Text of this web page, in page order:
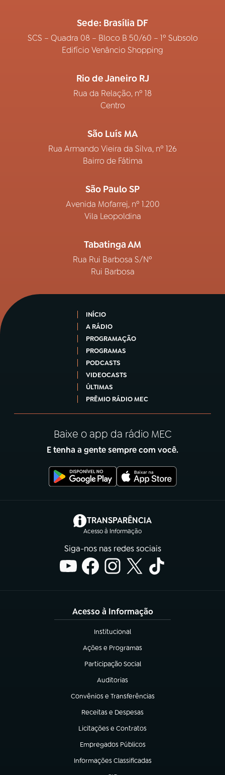
Sede: Brasília DF
SCS – Quadra 08 – Bloco B 50/60 – 1º Subsolo
Edifício Venâncio Shopping
Rio de Janeiro RJ
Rua da Relação, nº 18
Centro
São Luís MA
Rua Armando Vieira da Silva, nº 126
Bairro de Fátima
São Paulo SP
Avenida Mofarrej, nº 1.200
Vila Leopoldina
Tabatinga AM
Rua Rui Barbosa S/Nº
Rui Barbosa
INÍCIO
A RÁDIO
PROGRAMAÇÃO
PROGRAMAS
PODCASTS
VIDEOCASTS
ÚLTIMAS
PRÊMIO RÁDIO MEC
Baixe o app da rádio MEC
E tenha a gente sempre com você.
TRANSPARÊNCIA
Acesso à Informação
(abre em nova aba)
Siga-nos nas redes sociais
Acesso à Informação
Institucional
(abre em nova aba)
Ações e Programas
(abre em nova aba)
Participação Social
(abre em nova aba)
Auditorias
(abre em nova aba)
Convênios e Transferências
(abre em nova aba)
Receitas e Despesas
(abre em nova aba)
Licitações e Contratos
(abre em nova aba)
Empregados Públicos
(abre em nova aba)
Informações Classificadas
(abre em nova aba)